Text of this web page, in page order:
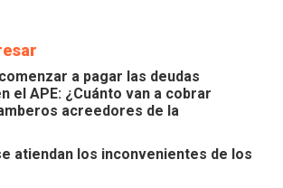
a pagar las deudas
el APE: ¿Cuánto van a cobrar
acreedores de la
atiendan los inconvenientes de los